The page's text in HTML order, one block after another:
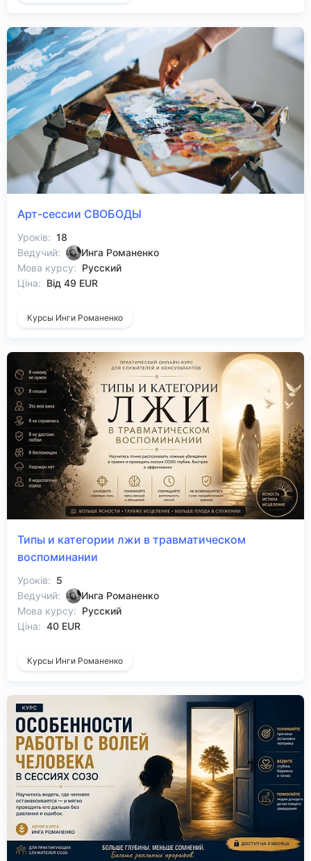
Арт-сессии СВОБОДЫ
Уроків: 18
Ведучий:
Инга Романенко
Мова курсу: Русский
Ціна: Від 49 EUR
Курсы Инги Романенко
Типы и категории лжи в травматическом
воспоминании
Уроків: 5
Ведучий:
Инга Романенко
Мова курсу: Русский
Ціна: 40 EUR
Курсы Инги Романенко